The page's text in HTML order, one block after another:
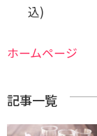
込)
ホームページ
記事一覧